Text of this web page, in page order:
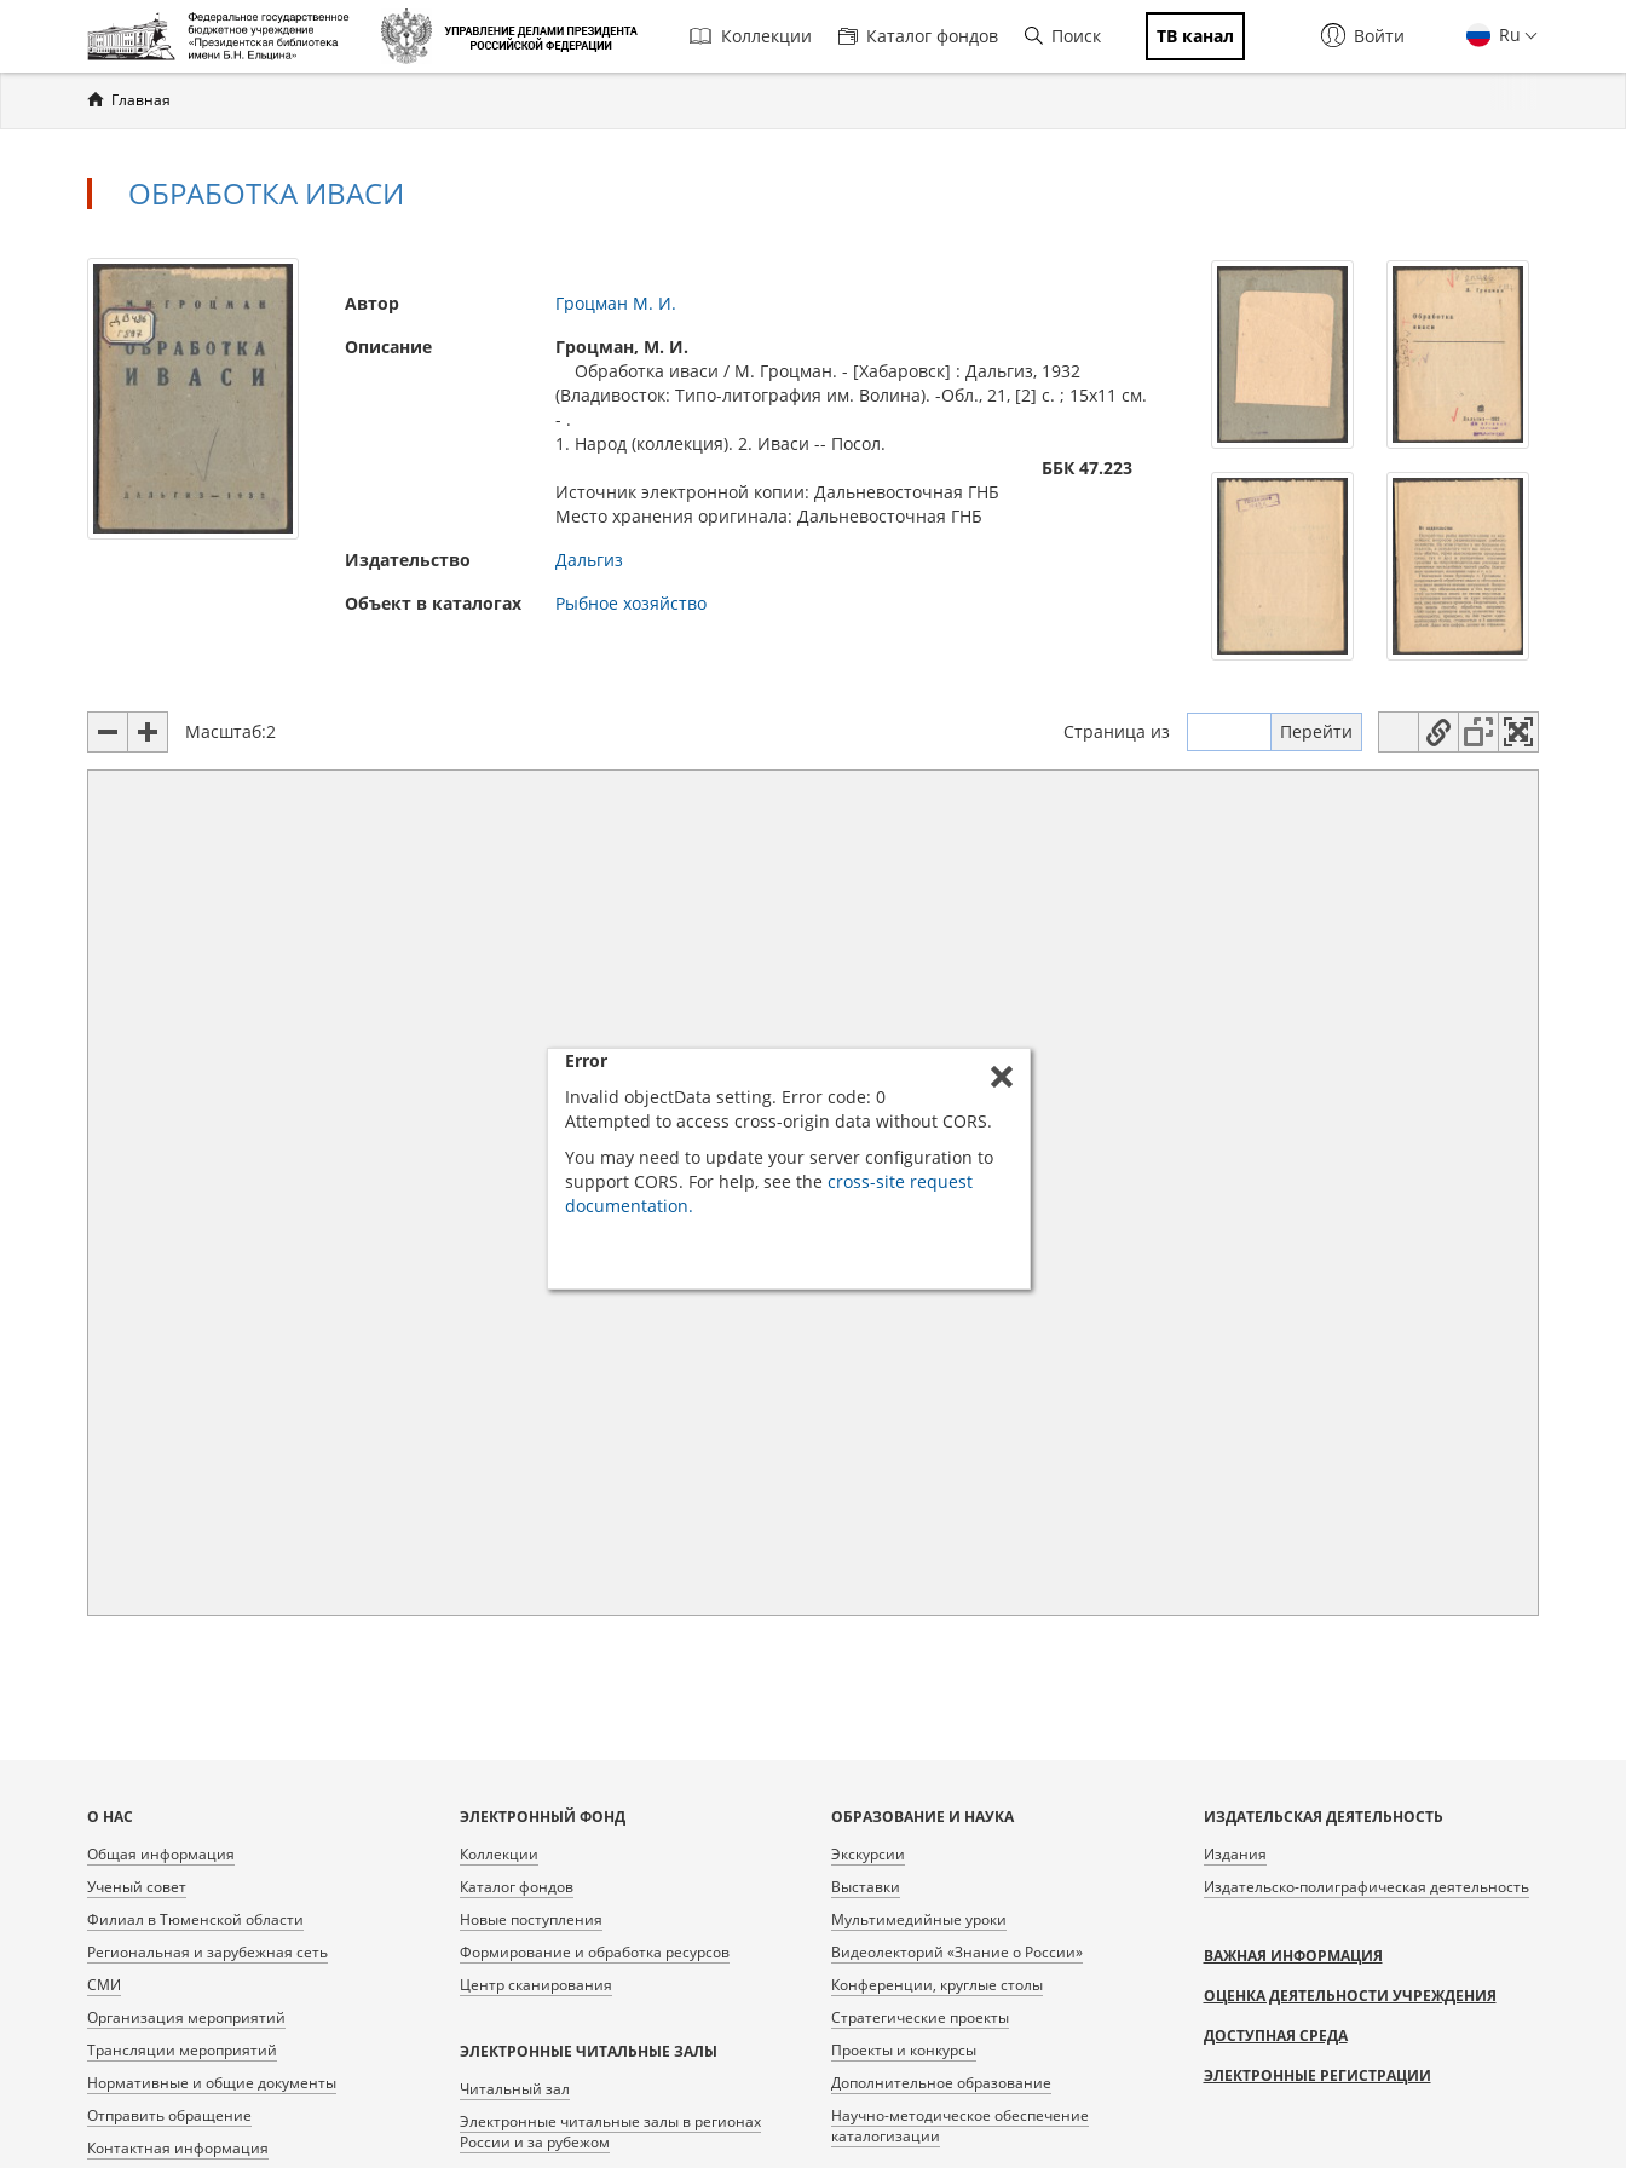
Главная
навигация
Коллекции Каталог фондов Поиск ТВ канал Ru
Войти
Вы
здесь
Главная
ОБРАБОТКА ИВАСИ
Автор
Гроцман М. И.
Описание
Гроцман, М. И.
Обработка иваси / М. Гроцман. - [Хабаровск] : Дальгиз, 1932
(Владивосток: Типо-литография им. Волина). -Обл., 21, [2] с. ; 15х11 см.
- .
1. Народ (коллекция). 2. Иваси -- Посол.
ББК 47.223
Источник электронной копии: Дальневосточная ГНБ
Место хранения оригинала: Дальневосточная ГНБ
Издательство
Дальгиз
Объект в каталогах
Рыбное хозяйство
Масштаб:2 Страница из
Error
Invalid objectData setting. Error code: 0
Attempted to access cross-origin data without CORS.
You may need to update your server configuration to
support CORS. For help, see the cross-site request
documentation.
Карта
сайта
О НАС
Общая информация
Ученый совет
Филиал в Тюменской области
Региональная и зарубежная сеть
СМИ
Организация мероприятий
Трансляции мероприятий
Нормативные и общие документы
Отправить обращение
Контактная информация
ЭЛЕКТРОННЫЙ ФОНД
Коллекции
Каталог фондов
Новые поступления
Формирование и обработка ресурсов
Центр сканирования
ЭЛЕКТРОННЫЕ ЧИТАЛЬНЫЕ ЗАЛЫ
Читальный зал
Электронные читальные залы в регионах
России и за рубежом
ОБРАЗОВАНИЕ И НАУКА
Экскурсии
Выставки
Мультимедийные уроки
Видеолекторий «Знание о России»
Конференции, круглые столы
Стратегические проекты
Проекты и конкурсы
Дополнительное образование
Научно-методическое обеспечение
каталогизации
ИЗДАТЕЛЬСКАЯ ДЕЯТЕЛЬНОСТЬ
Издания
Издательско-полиграфическая деятельность
ВАЖНАЯ ИНФОРМАЦИЯ
ОЦЕНКА ДЕЯТЕЛЬНОСТИ УЧРЕЖДЕНИЯ
ДОСТУПНАЯ СРЕДА
ЭЛЕКТРОННЫЕ РЕГИСТРАЦИИ